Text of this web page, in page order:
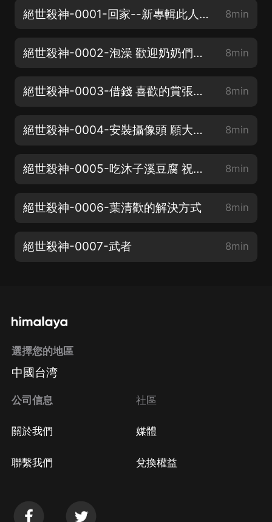
絕世殺神-0001-回家--新專輯此人殺心太重-上架 8min
絕世殺神-0002-泡澡 歡迎奶奶們訂閱 8min
絕世殺神-0003-借錢 喜歡的賞張月票 點個讚吧 8min
絕世殺神-0004-安裝攝像頭 願大家聽的開心 8min
絕世殺神-0005-吃沐子溪豆腐 祝大家心想事成 8min
絕世殺神-0006-葉清歡的解決方式 8min
絕世殺神-0007-武者 8min
選擇您的地區
中國台湾
公司信息
關於我們
聯繫我們
社區
媒體
兌換權益